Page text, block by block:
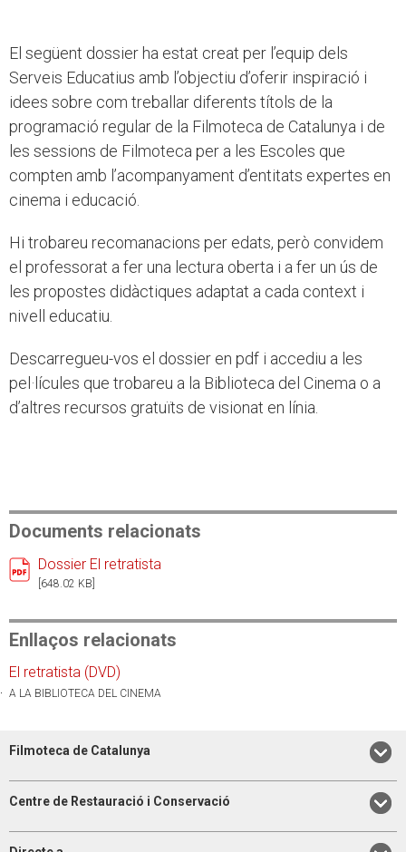
El següent dossier ha estat creat per l’equip dels
Serveis Educatius amb l’objectiu d’oferir inspiració i
idees sobre com treballar diferents títols de la
programació regular de la Filmoteca de Catalunya i de
les sessions de Filmoteca per a les Escoles que
compten amb l’acompanyament d’entitats expertes en
cinema i educació.
Hi trobareu recomanacions per edats, però convidem
el professorat a fer una lectura oberta i a fer un ús de
les propostes didàctiques adaptat a cada context i
nivell educatiu.
Descarregueu-vos el dossier en pdf i accediu a les
pel·lícules que trobareu a la Biblioteca del Cinema o a
d’altres recursos gratuïts de visionat en línia.
Documents relacionats
Dossier El retratista
[648.02 KB]
Enllaços relacionats
El retratista (DVD)
A LA BIBLIOTECA DEL CINEMA
Filmoteca de Catalunya
Centre de Restauració i Conservació